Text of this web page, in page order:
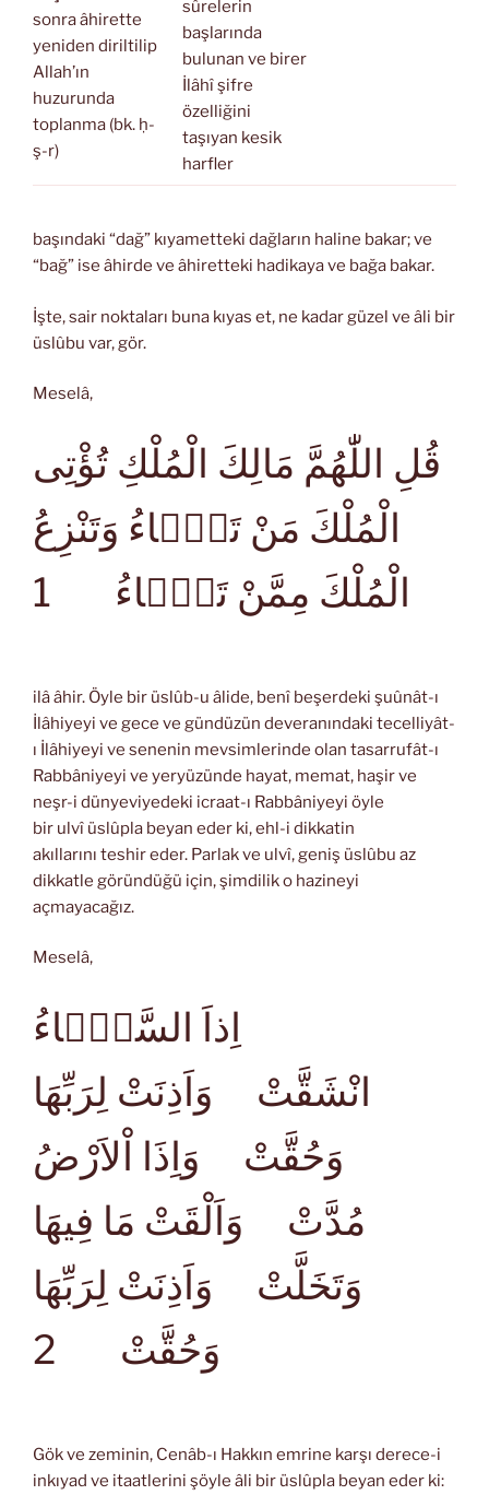
sonra âhirette
yeniden diriltilip
Allah’ın
huzurunda
toplanma (bk. ḥ-
ş-r)
sûrelerin
başlarında
bulunan ve birer
İlâhî şifre
özelliğini
taşıyan kesik
harfler
başındaki “dağ” kıyametteki dağların haline bakar; ve
“bağ” ise âhirde ve âhiretteki hadikaya ve bağa bakar.
İşte, sair noktaları buna kıyas et, ne kadar güzel ve âli bir
üslûbu var, gör.
Meselâ,
قُلِ اللّٰهُمَّ مَالِكَ الْمُلْكِ تُؤْتِى
الْمُلْكَ مَنْ تَشَۤاءُ وَتَنْزِعُ
الْمُلْكَ مِمَّنْ تَشَۤاءُ
1
ilâ âhir. Öyle bir üslûb-u âlide, benî beşerdeki şuûnât-ı
İlâhiyeyi ve gece ve gündüzün deveranındaki tecelliyât-
ı İlâhiyeyi ve senenin mevsimlerinde olan tasarrufât-ı
Rabbâniyeyi ve yeryüzünde hayat, memat, haşir ve
neşr-i dünyeviyedeki icraat-ı Rabbâniyeyi öyle
bir ulvî üslûpla beyan eder ki, ehl-i dikkatin
akıllarını teshir eder. Parlak ve ulvî, geniş üslûbu az
dikkatle göründüğü için, şimdilik o hazineyi
açmayacağız.
Meselâ,
اِذاَ السَّمَۤاءُ
انْشَقَّتْ وَاَذِنَتْ لِرَبِّهَا
وَحُقَّتْ وَاِذَا اْلاَرْضُ
مُدَّتْ وَاَلْقَتْ مَا فِيهَا
وَتَخَلَّتْ وَاَذِنَتْ لِرَبِّهَا
وَحُقَّتْ
2
Gök ve zeminin, Cenâb-ı Hakkın emrine karşı derece-i
inkıyad ve itaatlerini şöyle âli bir üslûpla beyan eder ki: